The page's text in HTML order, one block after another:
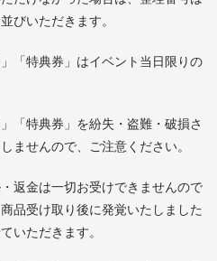
びいただきます。
「特典券」はイベント当日限りの
「特典券」を紛失・盗難・破損さ
ませんので、ご注意ください。
返金は一切お受けできませんので
品受け取り後に発覚いたしました
いただきます。